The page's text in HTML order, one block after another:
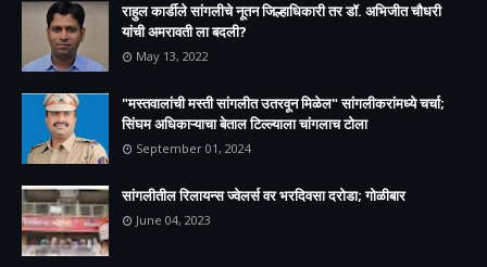
राहुल कार्डीले सांगलीचे नूतन जिल्हाधिकारी तर डॉ. अभिजीत चौधरी
यांची अमरावती ला बदली?
May 13, 2022
"मस्तवालांची मस्ती सांगलीत उतरवून मिळेल" सांगलीकरांमध्ये चर्चा;
सिंघम अधिकाऱ्याचा बेताल टिल्ल्याला चांगलाच टोला
September 01, 2024
सांगलीतील रिलायन्स ज्वेलर्स वर भरदिवसा दरोडा; गोळीबार
June 04, 2023